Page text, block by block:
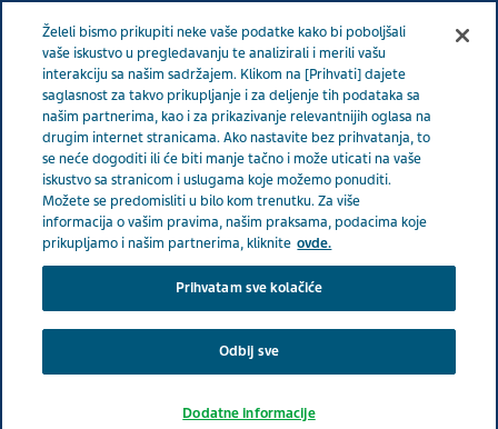
SRBIJA
Serbia Terapeutske oblasti Kardiologija
Šta je dobro
regulisan krvi pritisak?
Šta je dobro regulisan krvi
pritisak?
Želeli bismo prikupiti neke vaše podatke kako bi poboljšali
vaše iskustvo u pregledavanju te analizirali i merili vašu
interakciju sa našim sadržajem. Klikom na [Prihvati] dajete
saglasnost za takvo prikupljanje i za deljenje tih podataka sa
našim partnerima, kao i za prikazivanje relevantnijih oglasa na
drugim internet stranicama. Ako nastavite bez prihvatanja, to
se neće dogoditi ili će biti manje tačno i može uticati na vaše
iskustvo sa stranicom i uslugama koje možemo ponuditi.
Možete se predomisliti u bilo kom trenutku. Za više
informacija o vašim pravima, našim praksama, podacima koje
prikupljamo i našim partnerima, kliknite ovde.
Prihvatam sve kolačiće
Odbij sve
Dodatne informacije